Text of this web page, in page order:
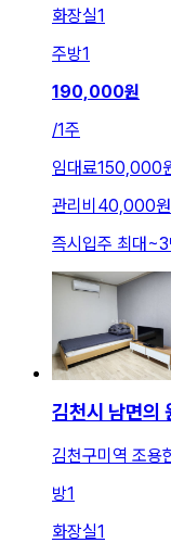
화장실1
주방1
190,000원
/1주
임대료150,000
관리비 40,000원
즉시입주 최대~3
김천시 남면의
김천구미역 조용
방1
화장실1